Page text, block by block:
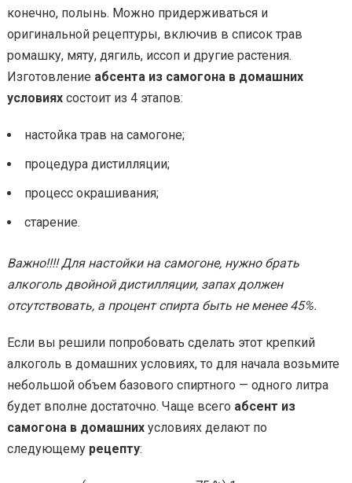
конечно, полынь. Можно придерживаться и
оригинальной рецептуры, включив в список трав
ромашку, мяту, дягиль, иссоп и другие растения.
Изготовление абсента из самогона в домашних
условиях состоит из 4 этапов:
настойка трав на самогоне;
процедура дистилляции;
процесс окрашивания;
старение.
Важно!!!! Для настойки на самогоне, нужно брать
алкоголь двойной дистилляции, запах должен
отсутствовать, а процент спирта быть не менее 45%.
Если вы решили попробовать сделать этот крепкий
алкоголь в домашних условиях, то для начала возьмите
небольшой объем базового спиртного — одного литра
будет вполне достаточно. Чаще всего абсент из
самогона в домашнихусловиях делают по
следующему рецепту: